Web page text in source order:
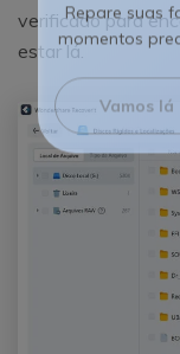
Repare suas
momentos
Vamos lá
verificado para
estar lá.